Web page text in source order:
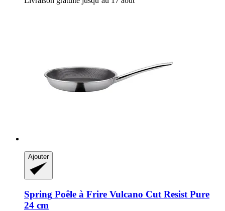
Ajouter
Spring Poêle à Frire Vulcano Cut Resist Pure
24 cm